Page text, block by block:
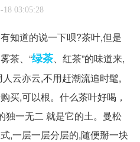
18 03:05:28
有知道的说一下呗?茶叶,但是
茶、“绿茶、红茶”的味道来,
云亦云,不用赶潮流追时髦,
买,可以根。什么茶叶好喝，
独一无二 就是它的土。曼松
,一层一层分层的,随便掰一块